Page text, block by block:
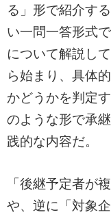
る」形で紹介す
い一問一答形式で
について解説し
ら始まり、具体
かどうかを判定
のような形で承
践的な内容だ。
「後継予定者が
や、逆に「対象